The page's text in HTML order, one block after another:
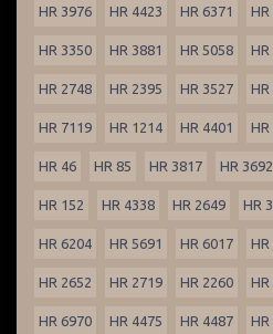
HR 3976 HR 4423 HR 6371 HR
HR 3350 HR 3881 HR 5058 HR
HR 2748 HR 2395 HR 3527 HR
HR 7119 HR 1214 HR 4401 HR
HR 46 HR 85 HR 3817 HR 3692
HR 152 HR 4338 HR 2649 HR
HR 6204 HR 5691 HR 6017 HR
HR 2652 HR 2719 HR 2260 HR
HR 6970 HR 4475 HR 4487 HR